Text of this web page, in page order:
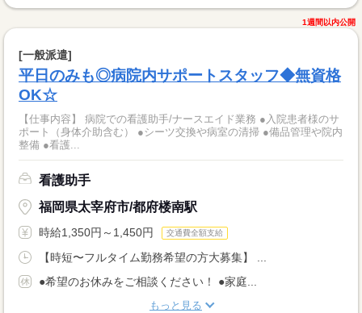
1週間以内公開
[一般派遣]
平日のみも◎病院内サポートスタッフ◆無資格
OK☆
【仕事内容】 病院での看護助手/ナースエイド業務 ●入院患者様のサ
ポート（身体介助含む） ●シーツ交換や病室の清掃 ●備品管理や院内
整備 ●看護...
看護助手
福岡県太宰府市/都府楼南駅
時給1,350円～1,450円 交通費全額支給
【時短〜フルタイム勤務希望の方大募集】 ...
●希望のお休みをご相談ください！ ●家庭...
もっと見る